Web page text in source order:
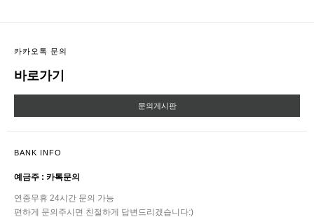
카카오톡 문의
바로가기
문의게시판
BANK INFO
예금주 : 카톡문의
연중무휴 24시간 문의 가능
편하게 문의주시면 친절하게 답변드리겠습니다:)